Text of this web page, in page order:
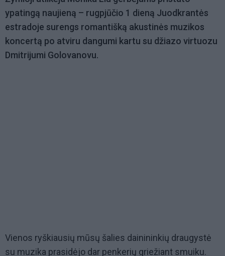
ypatingą naujieną – rugpjūčio 1 dieną Juodkrantės
estradoje surengs romantišką akustinės muzikos
koncertą po atviru dangumi kartu su džiazo virtuozu
Dmitrijumi Golovanovu.
Vienos ryškiausių mūsų šalies dainininkių draugystė
su muzika prasidėjo dar penkerių griežiant smuiku.